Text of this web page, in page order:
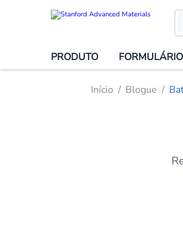
PRODUTO
Início Blogue